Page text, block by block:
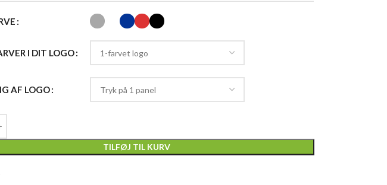
I DIT LOGO
AF LOGO
TILFØJ TIL KURV